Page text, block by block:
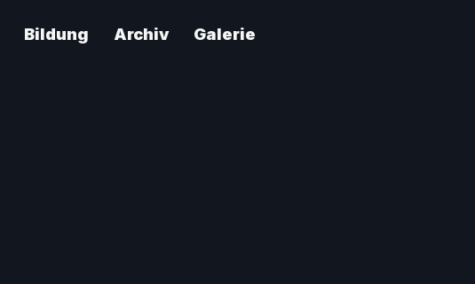
Bildung Archiv Galerie